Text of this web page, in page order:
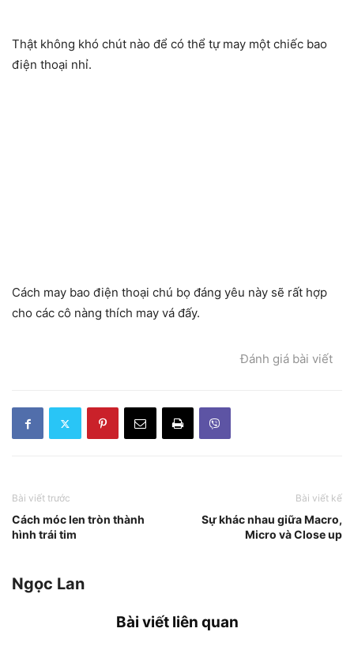
Thật không khó chút nào để có thể tự may một chiếc bao
điện thoại nhỉ.
Cách may bao điện thoại chú bọ đáng yêu này sẽ rất hợp
cho các cô nàng thích may vá đấy.
Đánh giá bài viết
Bài viết trước
Cách móc len tròn thành
hình trái tim
Bài viết kế
Sự khác nhau giữa Macro,
Micro và Close up
Ngọc Lan
Bài viết liên quan